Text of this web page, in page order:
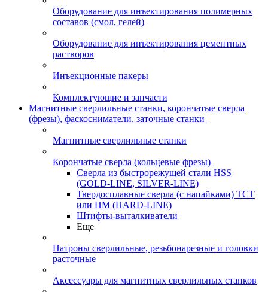
Оборудование для инъектирования полимерных
составов (смол, гелей)
Оборудование для инъектирования цементных
растворов
Инъекционные пакеры
Комплектующие и запчасти
Магнитные сверлильные станки, корончатые сверла
(фрезы), фаскосниматели, заточные станки
Магнитные сверлильные станки
Корончатые сверла (кольцевые фрезы)
Сверла из быстрорежущей стали HSS
(GOLD-LINE, SILVER-LINE)
Твердосплавные сверла (с напайками) ТСТ
или HM (HARD-LINE)
Штифты-выталкиватели
Еще
Патроны сверлильные, резьбонарезные и головки
расточные
Аксессуары для магнитных сверлильных станков